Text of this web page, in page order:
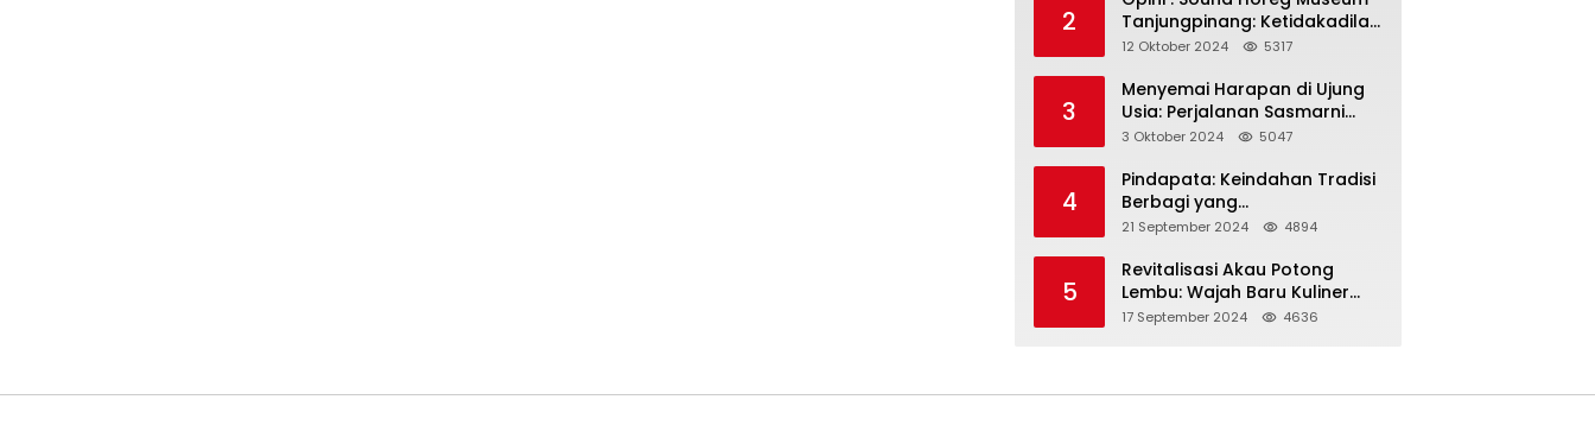
2
Tanjungpinang: Ketidakadilan
dalam Representasi
12 Oktober 2024 5317
3
Menyemai Harapan di Ujung
Usia: Perjalanan Sasmarni
dalam Menyentuh Hati dan
3 Oktober 2024 5047
4
Pindapata: Keindahan Tradisi
Berbagi yang
Menghubungkan Umat dalam
Kebersamaan dalam Agama
Buddha
21 September 2024 4894
5
Revitalisasi Akau Potong
Lembu: Wajah Baru Kuliner
Legendaris Tanjungpinang
17 September 2024 4636